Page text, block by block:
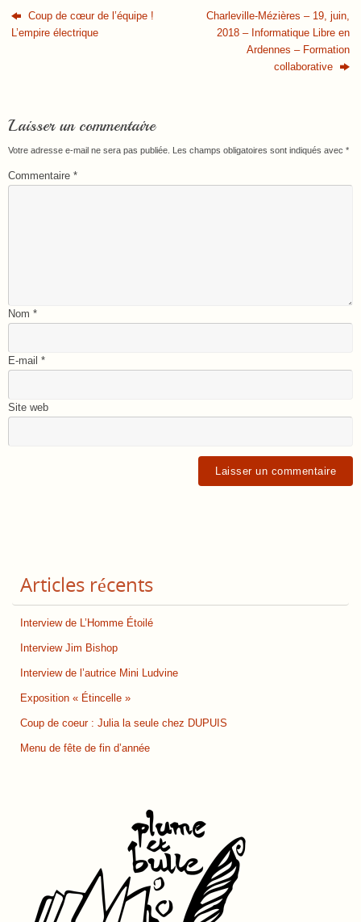
Coup de cœur de l’équipe !
L’empire électrique
Charleville-Mézières – 19, juin,
2018 – Informatique Libre en
Ardennes – Formation
collaborative
Laisser un commentaire
Votre adresse e-mail ne sera pas publiée. Les champs obligatoires sont indiqués avec *
Commentaire *
Nom *
E-mail *
Site web
Articles récents
Interview de L’Homme Étoilé
Interview Jim Bishop
Interview de l’autrice Mini Ludvine
Exposition « Étincelle »
Coup de coeur : Julia la seule chez DUPUIS
Menu de fête de fin d’année